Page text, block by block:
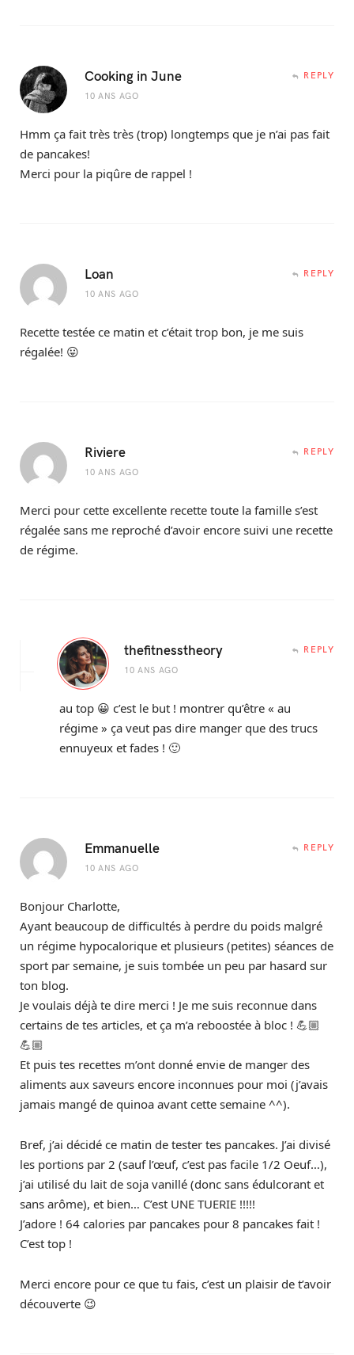
Cooking in June
10 ANS AGO
REPLY
Hmm ça fait très très (trop) longtemps que je n’ai pas fait
de pancakes!
Merci pour la piqûre de rappel !
Loan
10 ANS AGO
REPLY
Recette testée ce matin et c’était trop bon, je me suis
régalée! 😛
Riviere
10 ANS AGO
REPLY
Merci pour cette excellente recette toute la famille s’est
régalée sans me reproché d’avoir encore suivi une recette
de régime.
thefitnesstheory
10 ANS AGO
REPLY
au top 😀 c’est le but ! montrer qu’être « au
régime » ça veut pas dire manger que des trucs
ennuyeux et fades ! 🙂
Emmanuelle
10 ANS AGO
REPLY
Bonjour Charlotte,
Ayant beaucoup de difficultés à perdre du poids malgré
un régime hypocalorique et plusieurs (petites) séances de
sport par semaine, je suis tombée un peu par hasard sur
ton blog.
Je voulais déjà te dire merci ! Je me suis reconnue dans
certains de tes articles, et ça m’a reboostée à bloc ! 💪🏼
💪🏼
Et puis tes recettes m’ont donné envie de manger des
aliments aux saveurs encore inconnues pour moi (j’avais
jamais mangé de quinoa avant cette semaine ^^).
Bref, j’ai décidé ce matin de tester tes pancakes. J’ai divisé
les portions par 2 (sauf l’œuf, c’est pas facile 1/2 Oeuf…),
j’ai utilisé du lait de soja vanillé (donc sans édulcorant et
sans arôme), et bien… C’est UNE TUERIE !!!!!
J’adore ! 64 calories par pancakes pour 8 pancakes fait !
C’est top !
Merci encore pour ce que tu fais, c’est un plaisir de t’avoir
découverte 😉